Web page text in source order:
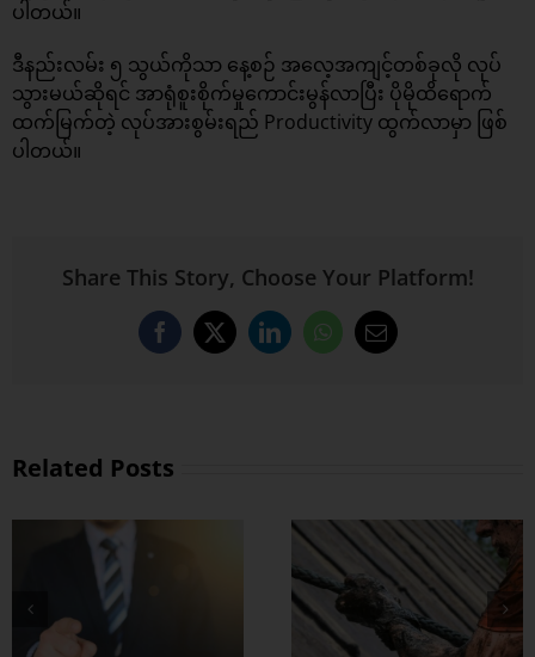
ပါတယ်။
ဒီနည်းလမ်း ၅ သွယ်ကိုသာ နေ့စဉ် အလေ့အကျင့်တစ်ခုလို လုပ်
သွားမယ်ဆိုရင် အာရုံစူးစိုက်မှုကောင်းမွန်လာပြီး ပိုမိုထိရောက်
ထက်မြက်တဲ့ လုပ်အားစွမ်းရည် Productivity ထွက်လာမှာ ဖြစ်
ပါတယ်။
Share This Story, Choose Your Platform!
Facebook
X LinkedInWhatsApp
Email
Related Posts
စိတ်မာတဲ့သူတွေက
အရာရာမှာ ခြေတ